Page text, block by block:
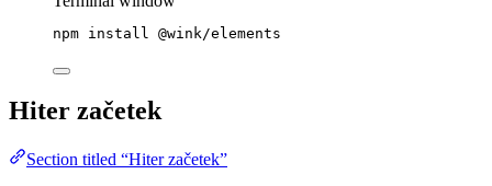
npm install @wink/elements
Hiter začetek
Section titled “Hiter začetek”